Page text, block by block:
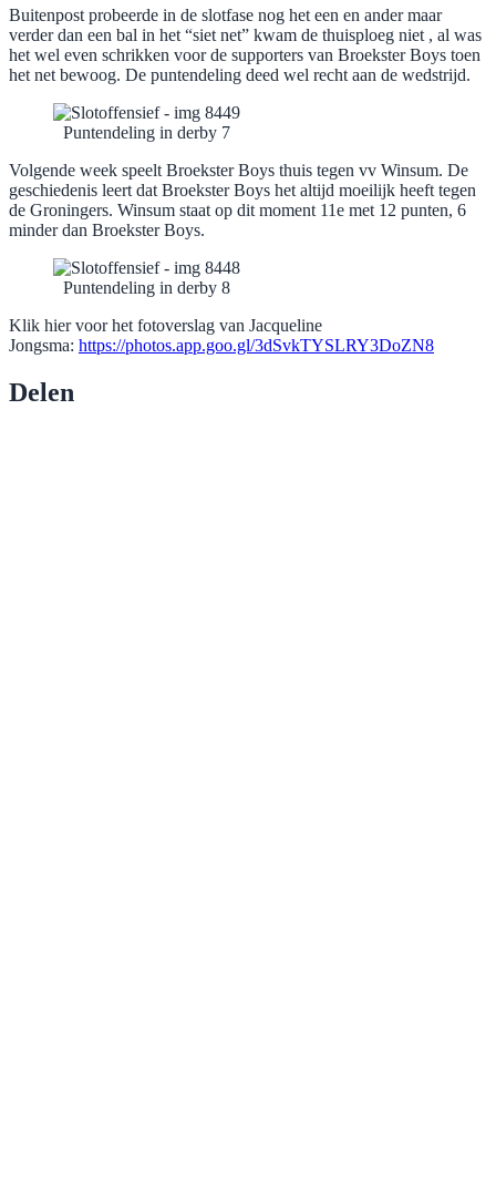
Buitenpost probeerde in de slotfase nog het een en ander maar
verder dan een bal in het “siet net” kwam de thuisploeg niet , al was
het wel even schrikken voor de supporters van Broekster Boys toen
het net bewoog. De puntendeling deed wel recht aan de wedstrijd.
Puntendeling in derby 7
Volgende week speelt Broekster Boys thuis tegen vv Winsum. De
geschiedenis leert dat Broekster Boys het altijd moeilijk heeft tegen
de Groningers. Winsum staat op dit moment 11e met 12 punten, 6
minder dan Broekster Boys.
Puntendeling in derby 8
Klik hier voor het fotoverslag van Jacqueline
Jongsma: https://photos.app.goo.gl/3dSvkTYSLRY3DoZN8
Delen